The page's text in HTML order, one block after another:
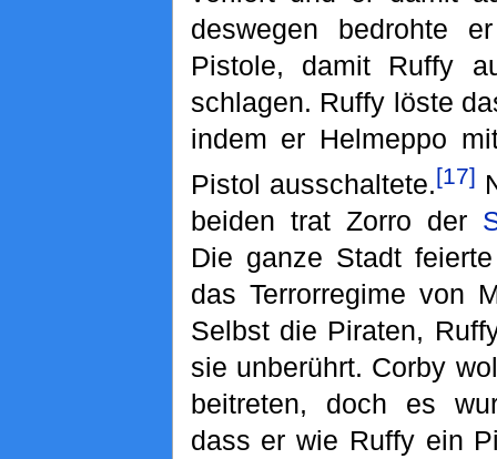
deswegen bedrohte
Pistole, damit Ruffy
schlagen. Ruffy löste
indem er Helmeppo
Pistol ausschaltete.[17]
beiden trat Zorro der
Die ganze Stadt
das Terrorregime von
Selbst die Piraten,
sie unberührt. Corby
beitreten, doch es
dass er wie Ruffy ein